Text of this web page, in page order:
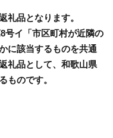
礼品となります。
号イ「市区町村が近隣の
に該当するものを共通
礼品として、和歌山県
ものです。